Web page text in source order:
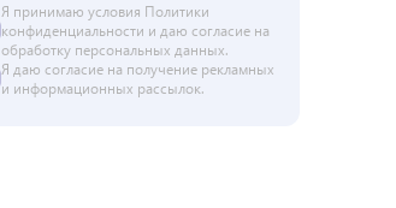
Я принимаю условия Политики
конфиденциальности и даю согласие на
обработку персональных данных.
Я даю согласие на получение рекламных
и информационных рассылок.